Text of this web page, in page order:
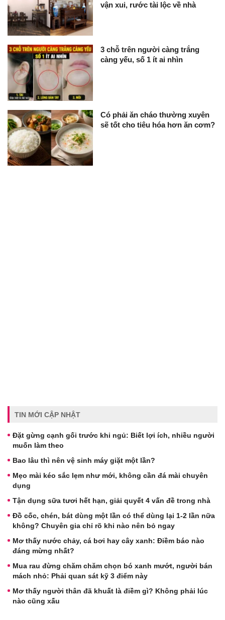
vận xui, rước tài lộc về nhà
3 chỗ trên người càng trắng
càng yếu, số 1 ít ai nhìn
Có phải ăn cháo thường xuyên
sẽ tốt cho tiêu hóa hơn ăn cơm?
TIN MỚI CẬP NHẬT
Đặt gừng cạnh gối trước khi ngủ: Biết lợi ích, nhiều người
muốn làm theo
Bao lâu thì nên vệ sinh máy giặt một lần?
Mẹo mài kéo sắc lẹm như mới, không cần đá mài chuyên
dụng
Tận dụng sữa tươi hết hạn, giải quyết 4 vấn đề trong nhà
Đồ cốc, chén, bát dùng một lần có thể dùng lại 1-2 lần nữa
không? Chuyên gia chỉ rõ khi nào nên bỏ ngay
Mơ thấy nước chảy, cá bơi hay cây xanh: Điềm báo nào
đáng mừng nhất?
Mua rau đừng chăm chăm chọn bó xanh mướt, người bán
mách nhỏ: Phải quan sát kỹ 3 điểm này
Mơ thấy người thân đã khuất là điềm gì? Không phải lúc
nào cũng xấu